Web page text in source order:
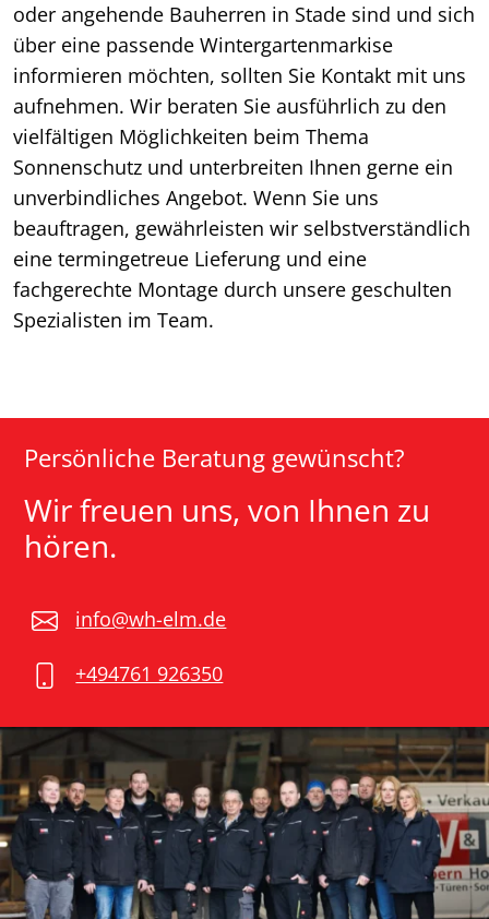
oder angehende Bauherren in Stade sind und sich
über eine passende Wintergartenmarkise
informieren möchten, sollten Sie Kontakt mit uns
aufnehmen. Wir beraten Sie ausführlich zu den
vielfältigen Möglichkeiten beim Thema
Sonnenschutz und unterbreiten Ihnen gerne ein
unverbindliches Angebot. Wenn Sie uns
beauftragen, gewährleisten wir selbstverständlich
eine termingetreue Lieferung und eine
fachgerechte Montage durch unsere geschulten
Spezialisten im Team.
Persönliche Beratung gewünscht?
Wir freuen uns, von Ihnen zu
hören.
info@wh-elm.de
+494761 926350